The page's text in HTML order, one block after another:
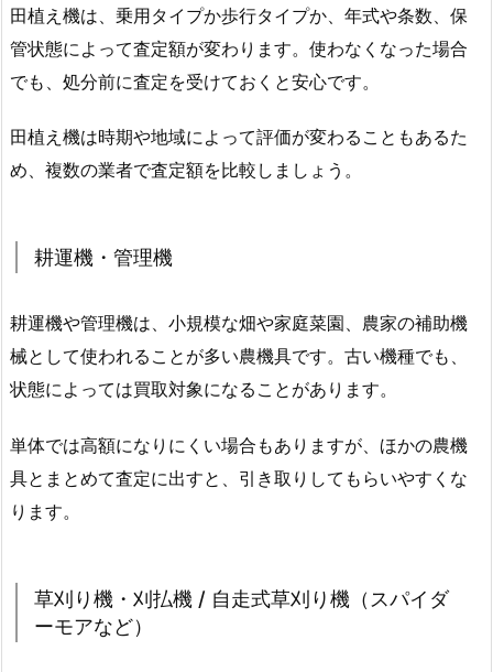
田植え機は、乗用タイプか歩行タイプか、年式や条数、保
管状態によって査定額が変わります。使わなくなった場合
でも、処分前に査定を受けておくと安心です。
田植え機は時期や地域によって評価が変わることもあるた
め、複数の業者で査定額を比較しましょう。
耕運機・管理機
耕運機や管理機は、小規模な畑や家庭菜園、農家の補助機
械として使われることが多い農機具です。古い機種でも、
状態によっては買取対象になることがあります。
単体では高額になりにくい場合もありますが、ほかの農機
具とまとめて査定に出すと、引き取りしてもらいやすくな
ります。
草刈り機・刈払機 / 自走式草刈り機（スパイダ
ーモアなど）